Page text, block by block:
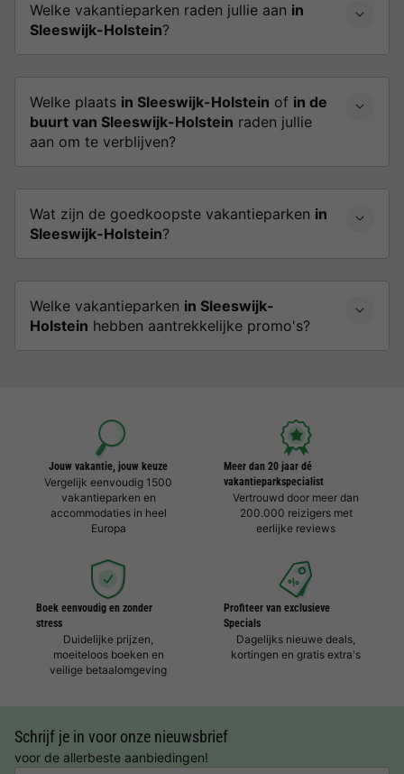
Welke vakantieparken raden jullie aan in
Sleeswijk-Holstein?
Welke plaats in Sleeswijk-Holstein of in de
buurt van Sleeswijk-Holstein raden jullie
aan om te verblijven?
Wat zijn de goedkoopste vakantieparken in
Sleeswijk-Holstein?
Welke vakantieparken in Sleeswijk-
Holstein hebben aantrekkelijke promo's?
Jouw vakantie, jouw keuze
Vergelijk eenvoudig 1500
vakantieparken en
accommodaties in heel
Europa
Meer dan 20 jaar dé
vakantieparkspecialist
Vertrouwd door meer dan
200.000 reizigers met
eerlijke reviews
Boek eenvoudig en zonder
stress
Duidelijke prijzen,
moeiteloos boeken en
veilige betaalomgeving
Profiteer van exclusieve
Specials
Dagelijks nieuwe deals,
kortingen en gratis extra's
Schrijf je in voor onze nieuwsbrief
voor de allerbeste aanbiedingen!